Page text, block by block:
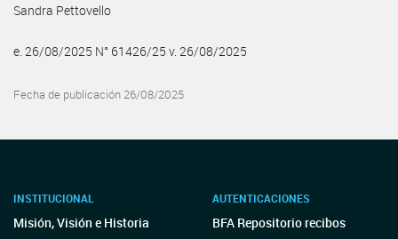
Sandra Pettovello
e. 26/08/2025 N° 61426/25 v. 26/08/2025
Fecha de publicación 26/08/2025
INSTITUCIONAL
Misión, Visión e Historia
AUTENTICACIONES
BFA Repositorio recibos